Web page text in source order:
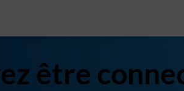
être